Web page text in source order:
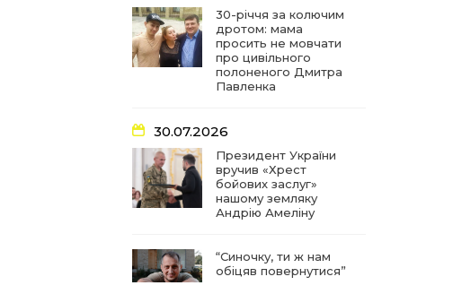
16:29
22 лип
Медики Барвінківської
громади вдосконалюють
професійні навички
У Пригожому з дітьми та
фонду
07:17
21 лип
“Мені й досі сниться син”:
чотири роки світлої
пам`яті Олександра
Шинкаря
11:06
20 лип
За дві доби — серія
ворожих ударів по
Барвінківській громаді
30-річчя за колючим
дротом: мама
просить не мовчати
про цивільного
полоненого Дмитра
Павленка
30.07.2026
Президент України
вручив «Хрест
бойових заслуг»
нашому земляку
Андрію Амеліну
“Синочку, ти ж нам
обіцяв повернутися”